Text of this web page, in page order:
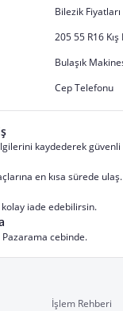
Bilezik Fiyatları
205 55 R16 Kış
Bulaşık
Cep Telefonu
kaydederek güvenli
en kısa sürede ulaş.
kolay iade edebilirsin.
cebinde.
İşlem Rehberi